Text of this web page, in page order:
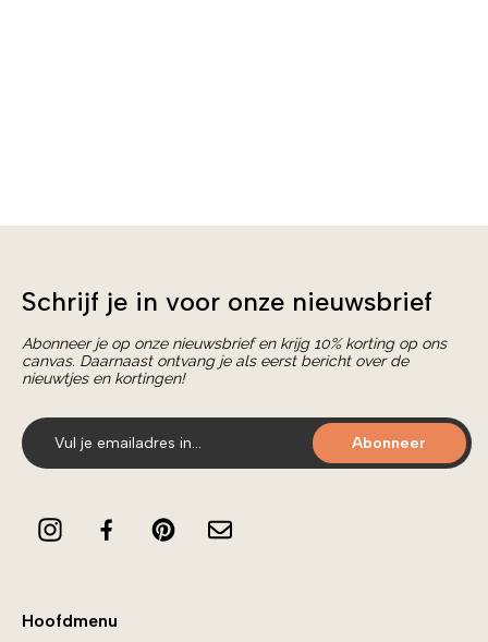
Schrijf je in voor onze nieuwsbrief
Abonneer je op onze nieuwsbrief en krijg 10% korting op ons
canvas. Daarnaast ontvang je als eerst bericht over de
nieuwtjes en kortingen!
Abonneer
Hoofdmenu